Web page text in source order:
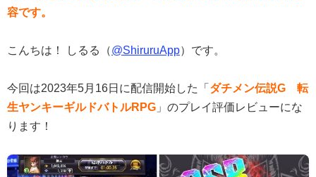
容です。
こんちは！ しるる（@ShiruruApp）です。
今回は2023年5月16日に配信開始した「 ダチメン伝説G 転
生ヤンキーギルドバトルRPG 」のプレイ評価レビューにな
ります！